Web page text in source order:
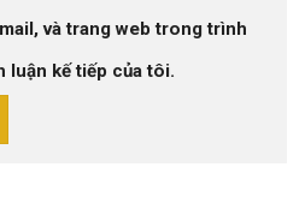
và trang web trong trình
luận kế tiếp của tôi.